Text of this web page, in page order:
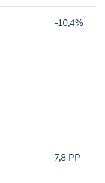
-10,4%
7,8 PP